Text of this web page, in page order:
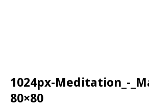
1024px-Meditation_-
80×80